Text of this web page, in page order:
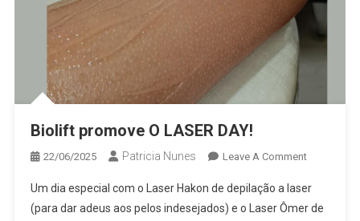
Biolift promove O LASER DAY!
22/06/2025 Patricia Nunes Leave A CommentOn
Promove
O
Um dia especial com o Laser Hakon de depilação a laser
(para dar adeus aos pelos indesejados) e o Laser Ômer de